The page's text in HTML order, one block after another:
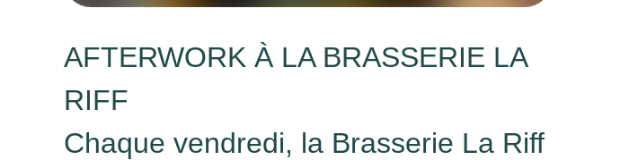
AFTERWORK À LA BRASSERIE LA
RIFF
Chaque vendredi, la Brasserie La Riff